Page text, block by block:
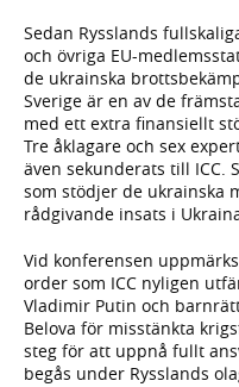
Sedan Rysslands
och övriga EU-
de ukrainska
Sverige är en av de
med ett extra finansiellt
Tre åklagare och sex
även sekunderats till ICC.
som stödjer de ukrainska
rådgivande insats i
Vid konferensen
order som ICC nyligen
Vladimir Putin och
Belova för misstänkta
steg för att uppnå fullt
begås under Rysslands